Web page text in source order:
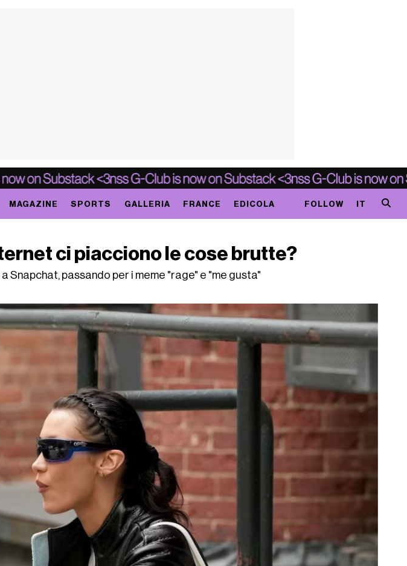
MAGAZINE SPORTS GALLERIA FRANCE EDICOLA FOLLOW IT
ci piacciono le cose brutte?
Snapchat, passando per i meme "rage" e "me gusta"